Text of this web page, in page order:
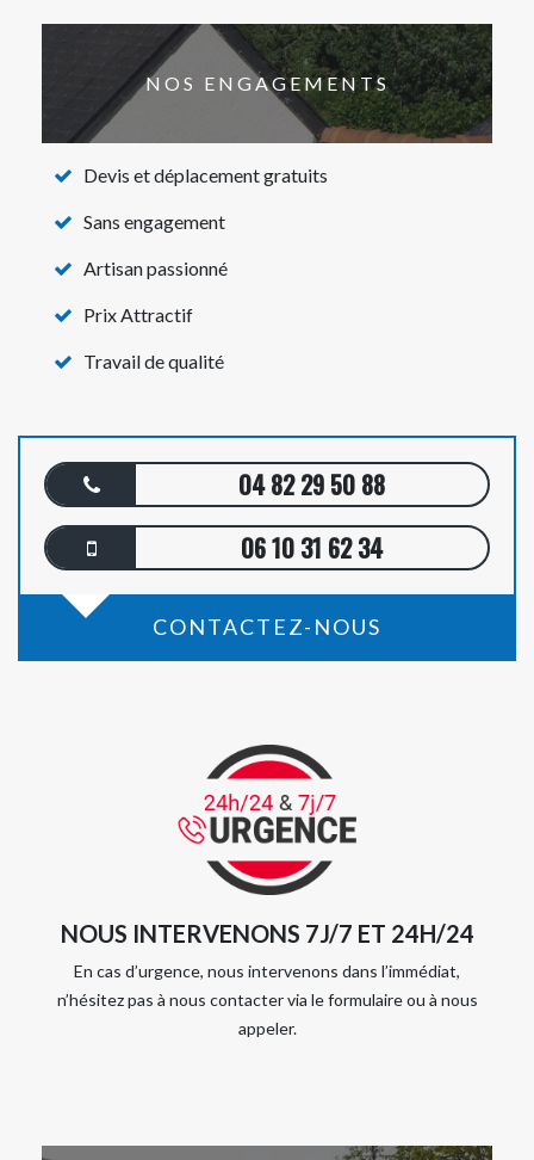
NOS ENGAGEMENTS
Devis et déplacement gratuits
Sans engagement
Artisan passionné
Prix Attractif
Travail de qualité
04 82 29 50 88
06 10 31 62 34
CONTACTEZ-NOUS
NOUS INTERVENONS 7J/7 ET 24H/24
En cas d’urgence, nous intervenons dans l’immédiat,
n’hésitez pas à nous contacter via le formulaire ou à nous
appeler.